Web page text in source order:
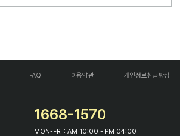
FAQ 이용약관 개인정보취급방침
1668-1570
MON-FRI : AM 10:00 - PM 04:00